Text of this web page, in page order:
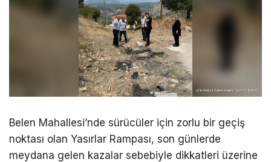
Belen Mahallesi’nde sürücüler için zorlu bir geçiş
noktası olan Yasırlar Rampası, son günlerde
meydana gelen kazalar sebebiyle dikkatleri üzerine